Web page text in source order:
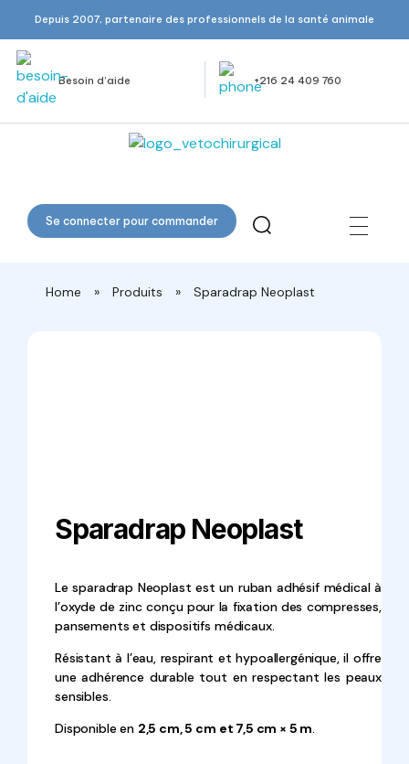
Depuis 2007, partenaire des professionnels de la santé animale
Besoin d’aide +216 24 409 760
Veto Chirurgical
Se connecter pour commander
Home » Produits » Sparadrap Neoplast
Sparadrap Neoplast
Le sparadrap Neoplast est un ruban adhésif médical à
l’oxyde de zinc conçu pour la fixation des compresses,
pansements et dispositifs médicaux.
Résistant à l’eau, respirant et hypoallergénique, il offre
une adhérence durable tout en respectant les peaux
sensibles.
Disponible en 2,5 cm, 5 cm et 7,5 cm × 5 m.